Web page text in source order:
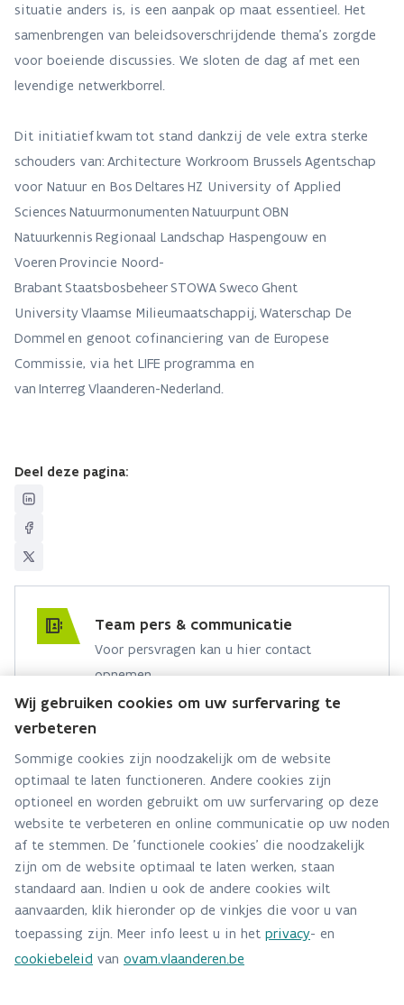
situatie anders is, is een aanpak op maat essentieel. Het
samenbrengen van beleidsoverschrijdende thema’s zorgde
voor boeiende discussies. We sloten de dag af met een
levendige netwerkborrel.
Dit initiatief kwam tot stand dankzij de vele extra sterke
schouders van: Architecture Workroom Brussels Agentschap
voor Natuur en Bos Deltares HZ University of Applied
Sciences Natuurmonumenten Natuurpunt OBN
Natuurkennis Regionaal Landschap Haspengouw en
Voeren Provincie Noord-
Brabant Staatsbosbeheer STOWA Sweco Ghent
University Vlaamse Milieumaatschappij, Waterschap De
Dommel en genoot cofinanciering van de Europese
Commissie, via het LIFE programma en
van Interreg Vlaanderen-Nederland.
Deel deze pagina:
Team pers & communicatie
Voor persvragen kan u hier contact
opnemen.
Hebt u een persvraag? Stel ze hier:
Via contact formulier
Alle contactgegevens
Adres
Stationsstraat 110
2800 Mechelen
Route en bereikbaarheid
Telefoon
015284140
Wij gebruiken cookies om uw surfervaring te
verbeteren
Sommige cookies zijn noodzakelijk om de website
optimaal te laten functioneren. Andere cookies zijn
optioneel en worden gebruikt om uw surfervaring op deze
website te verbeteren en online communicatie op uw noden
af te stemmen. De 'functionele cookies' die noodzakelijk
zijn om de website optimaal te laten werken, staan
standaard aan. Indien u ook de andere cookies wilt
aanvaarden, klik hieronder op de vinkjes die voor u van
toepassing zijn. Meer info leest u in het privacy- en
cookiebeleid van ovam.vlaanderen.be